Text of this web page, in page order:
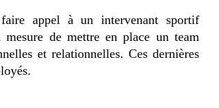
appel à un intervenant sportif
mesure de mettre en place un team
et relationnelles. Ces dernières